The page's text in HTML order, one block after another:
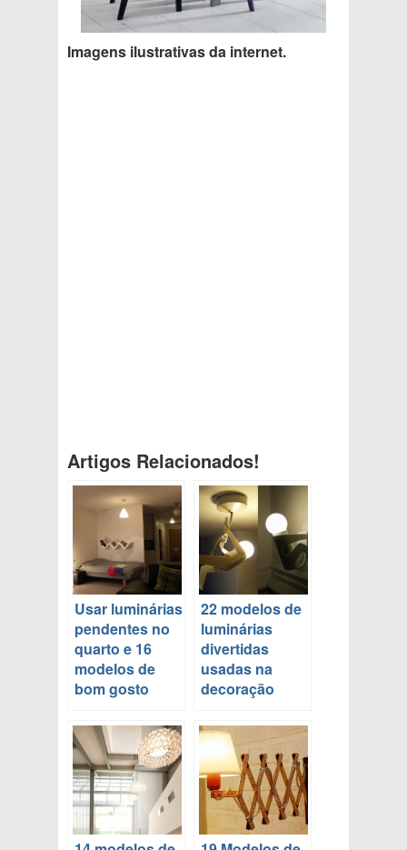
Imagens ilustrativas da internet.
Artigos Relacionados!
Usar luminárias
pendentes no
quarto e 16
modelos de
bom gosto
22 modelos de
luminárias
divertidas
usadas na
decoração